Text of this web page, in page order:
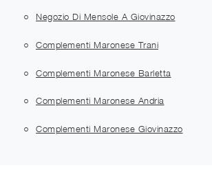
Negozio Di Mensole A Giovinazzo
Complementi Maronese Trani
Complementi Maronese Barletta
Complementi Maronese Andria
Complementi Maronese Giovinazzo